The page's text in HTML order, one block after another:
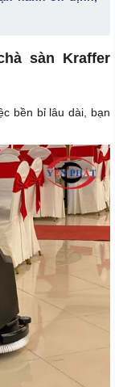
sàn Kraffer
bền bỉ lâu dài, bạn